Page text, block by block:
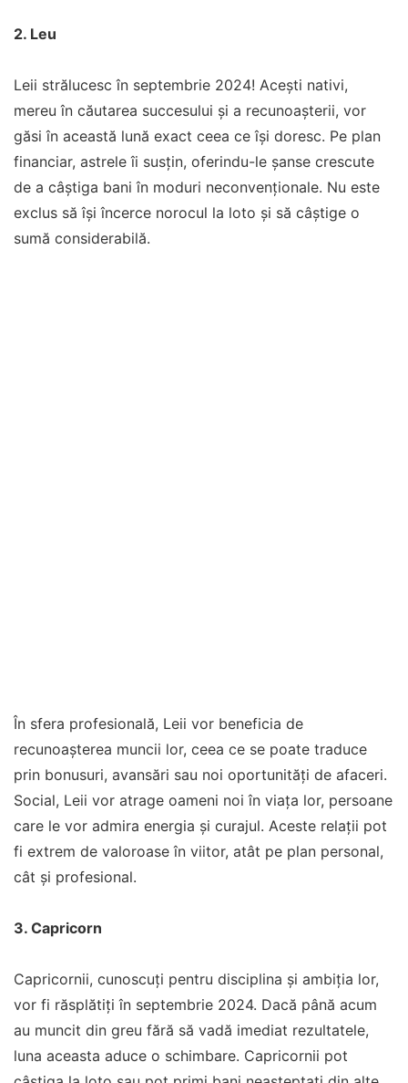
2. Leu
Leii strălucesc în septembrie 2024! Acești nativi,
mereu în căutarea succesului și a recunoașterii, vor
găsi în această lună exact ceea ce își doresc. Pe plan
financiar, astrele îi susțin, oferindu-le șanse crescute
de a câștiga bani în moduri neconvenționale. Nu este
exclus să își încerce norocul la loto și să câștige o
sumă considerabilă.
În sfera profesională, Leii vor beneficia de
recunoașterea muncii lor, ceea ce se poate traduce
prin bonusuri, avansări sau noi oportunități de afaceri.
Social, Leii vor atrage oameni noi în viața lor, persoane
care le vor admira energia și curajul. Aceste relații pot
fi extrem de valoroase în viitor, atât pe plan personal,
cât și profesional.
3. Capricorn
Capricornii, cunoscuți pentru disciplina și ambiția lor,
vor fi răsplătiți în septembrie 2024. Dacă până acum
au muncit din greu fără să vadă imediat rezultatele,
luna aceasta aduce o schimbare. Capricornii pot